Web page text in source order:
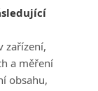
nám na e-mail
|Pravidla webu
zařízení,
a měření
obsahu,